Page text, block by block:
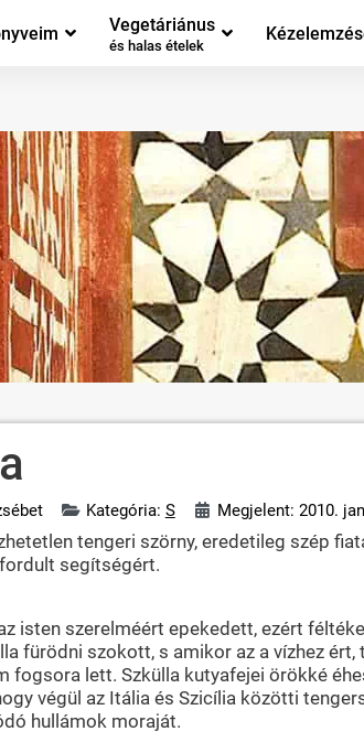
Vegetáriánus
és halas ételek
Kategória: S Megjelent: 2010.
tengeri szörny, eredetileg szép
segítségért.
isten szerelméért epekedett, ezért
fürödni szokott, s amikor az a vízhez
fogsora lett. Szkülla kutyafejei örökké
végül az Itália és Szicília közötti
hullámok moraját.